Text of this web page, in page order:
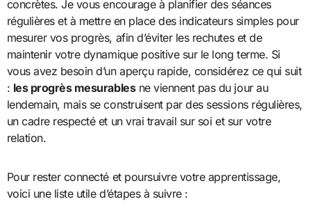
concrètes. Je vous encourage à planifier des séances
régulières et à mettre en place des indicateurs simples pour
mesurer vos progrès, afin d’éviter les rechutes et de
maintenir votre dynamique positive sur le long terme. Si
vous avez besoin d’un aperçu rapide, considérez ce qui suit
: les progrès mesurablesne viennent pas du jour au
lendemain, mais se construisent par des sessions régulières,
un cadre respecté et un vrai travail sur soi et sur votre
relation.
Pour rester connecté et poursuivre votre apprentissage,
voici une liste utile d’étapes à suivre :